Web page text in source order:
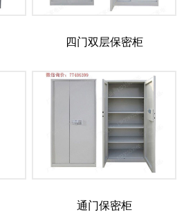
四门双层保密柜
通门保密柜